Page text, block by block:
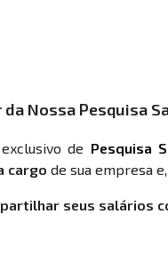
da Nossa Pesquisa
de Pesquisa
cargo de sua empresa e,
seus salários